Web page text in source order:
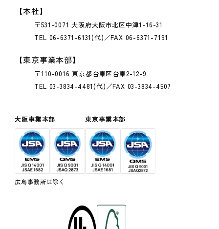
【本社】
〒531-0071 大阪府大阪市北区中津1-16-31
TEL 06-6371-6131(代)／FAX 06-6371-7191
【東京事業本部】
〒110-0016 東京都台東区台東2-12-9
TEL 03-3834-4481(代)／FAX 03-3834-4507
大阪事業本部
広島事務所は除く
東京事業本部